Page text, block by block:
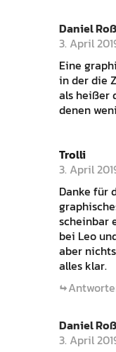
Daniel
3. April
Eine
in der die
als heißer
denen
Trolli
3. April
Danke für
scheinbar
bei Leo
aber
alles klar.
Daniel
3. April